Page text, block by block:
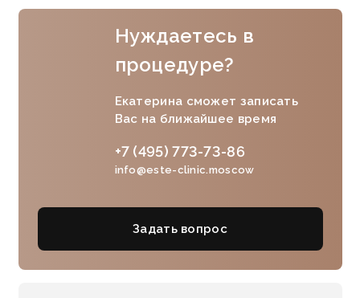
Нуждаетесь в
процедуре?
Екатерина сможет записать
Вас на ближайшее время
+7 (495) 773-73-86
info@este-clinic.moscow
Задать вопрос